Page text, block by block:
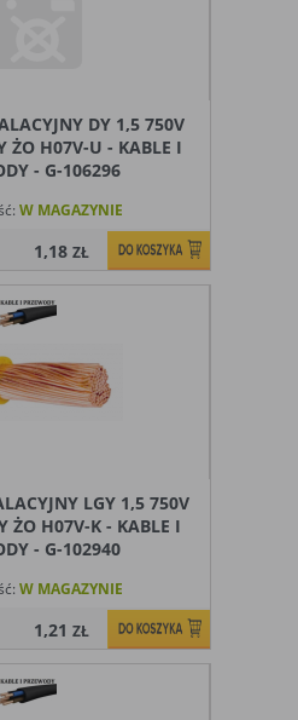
DY 1,5 750V
ŻO H07V-U - KABLE I
- G-106296
W MAGAZYNIE
1,18ZŁ
LGY 1,5 750V
ŻO H07V-K - KABLE I
- G-102940
W MAGAZYNIE
1,21ZŁ